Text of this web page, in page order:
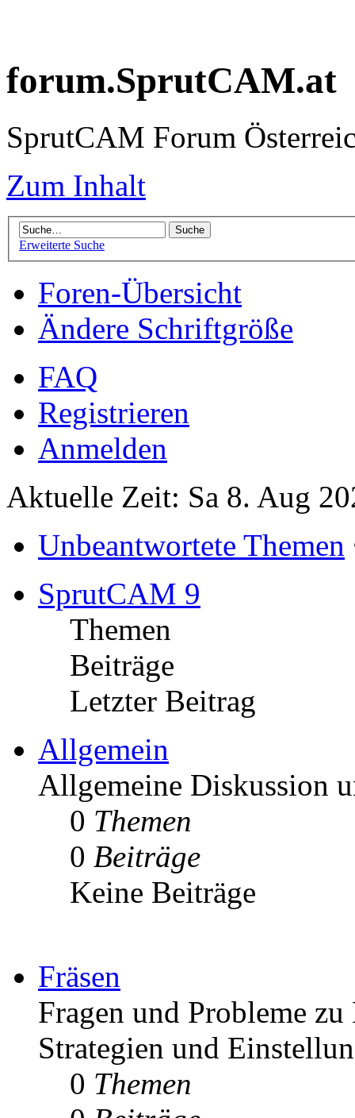
forum.SprutCAM.at
SprutCAM Forum
Zum Inhalt
Erweiterte Suche
Foren-Übersicht
Ändere Schriftgröße
FAQ
Registrieren
Anmelden
Aktuelle Zeit: Sa 8. Aug
Unbeantwortete Themen
SprutCAM 9
Themen
Beiträge
Letzter Beitrag
Allgemein
Allgemeine Diskussion
0 Themen
0 Beiträge
Keine Beiträge
Fräsen
Fragen und Probleme
Strategien und
0 Themen